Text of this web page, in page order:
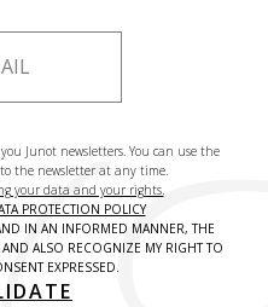
Junot newsletters. You can use the
the newsletter at any time.
your data and your rights.
PROTECTION POLICY
IN AN INFORMED MANNER, THE
ALSO RECOGNIZE MY RIGHT TO
EXPRESSED.